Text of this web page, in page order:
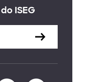
ISEG